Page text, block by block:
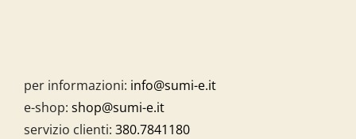
per informazioni: info@sumi-e.it
e-shop: shop@sumi-e.it
servizio clienti: 380.7841180